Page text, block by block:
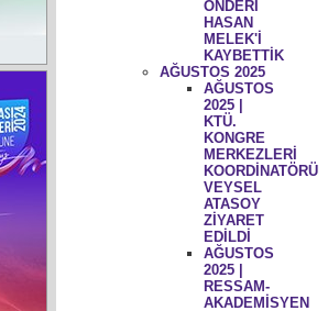
ÖNDERİ
HASAN
MELEK'İ
KAYBETTİK
AĞUSTOS 2025
AĞUSTOS
2025 |
KTÜ.
KONGRE
MERKEZLERİ
KOORDİNATÖRÜ
VEYSEL
ATASOY
ZİYARET
EDİLDİ
AĞUSTOS
2025 |
RESSAM-
AKADEMİSYEN